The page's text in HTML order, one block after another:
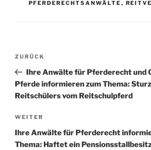
PFERDERECHTSANWÄLTE ,
Beitragsnavigation
Vorheriger
Beitrag
ZURÜCK
Ihre Anwälte für Pferderecht und
Pferde informieren zum Thema:
Reitschülers vom Reitschulpferd
Nächster
Beitrag
WEITER
Ihre Anwälte für Pferderecht
Thema: Haftet ein